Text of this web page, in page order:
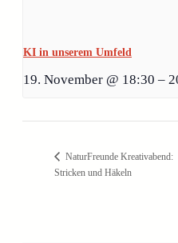
KI in unserem Umfeld
19. November @ 18:30 –
NaturFreunde Kreativabend:
Stricken und Häkeln